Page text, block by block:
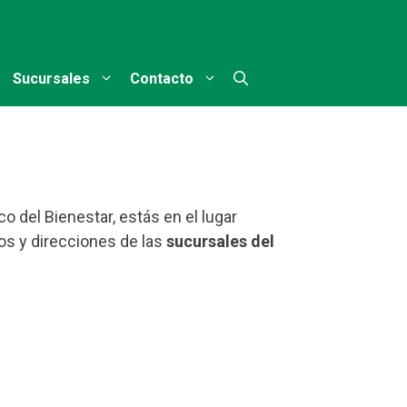
Sucursales Contacto
del Bienestar, estás en el lugar
y direcciones de las sucursales del